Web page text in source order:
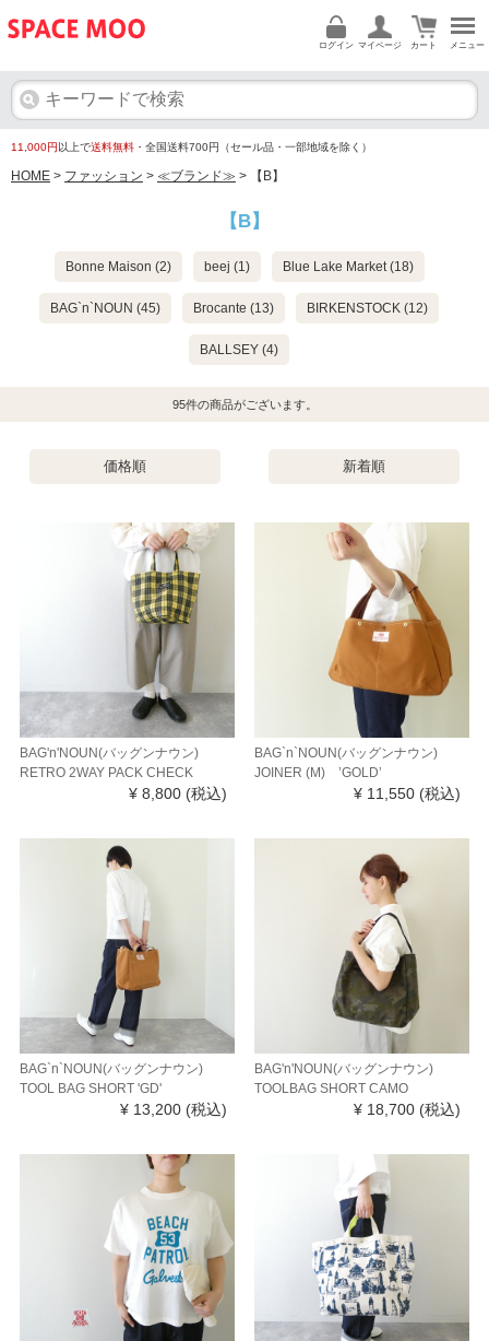
メニュー
カート
マイページ
ログイン
11,000円 以上で送料無料 ・全国送料700円（セール品・一部地域を除く）
HOME > ファッション > ≪ブランド≫ > 【B】
【B】
Bonne Maison (2) beej (1) Blue Lake Market (18)
BAG`n`NOUN (45) Brocante (13) BIRKENSTOCK (12)
BALLSEY (4)
95件の商品がございます。
価格順 新着順
BAG'n'NOUN(バッグンナウン)
RETRO 2WAY PACK CHECK
¥ 8,800 (税込)
BAG`n`NOUN(バッグンナウン)
JOINER (M) ’GOLD’
¥ 11,550 (税込)
BAG`n`NOUN(バッグンナウン)
TOOL BAG SHORT 'GD'
¥ 13,200 (税込)
BAG'n'NOUN(バッグンナウン)
TOOLBAG SHORT CAMO
¥ 18,700 (税込)